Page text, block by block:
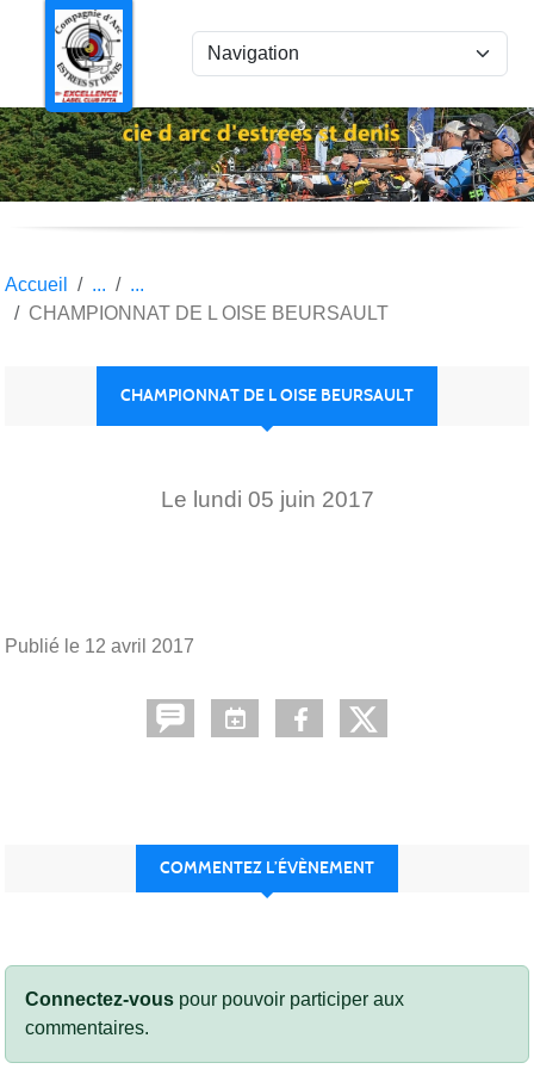
Accueil
CHAMPIONNAT DE L OISE BEURSAULT
CHAMPIONNAT DE L OISE BEURSAULT
Le lundi 05 juin 2017
Publié le 12 avril 2017
COMMENTEZ L’ÉVÈNEMENT
Connectez-vous pour pouvoir participer aux
commentaires.
Panneau de gestion des cookies